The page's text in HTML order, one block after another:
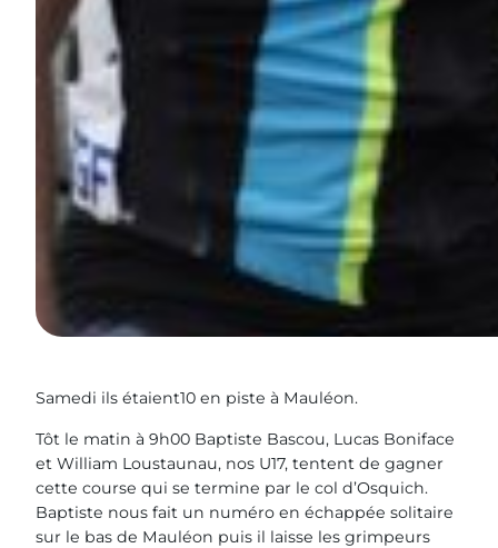
Samedi ils étaient10 en piste à Mauléon.
Tôt le matin à 9h00 Baptiste Bascou, Lucas Boniface
et William Loustaunau, nos U17, tentent de gagner
cette course qui se termine par le col d’Osquich.
Baptiste nous fait un numéro en échappée solitaire
sur le bas de Mauléon puis il laisse les grimpeurs